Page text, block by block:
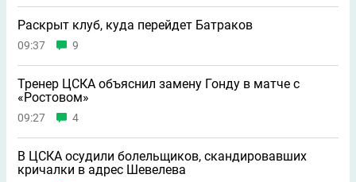
Раскрыт клуб, куда перейдет Батраков
09:37 9
Тренер ЦСКА объяснил замену Гонду в матче с
«Ростовом»
09:27 4
В ЦСКА осудили болельщиков, скандировавших
кричалки в адрес Шевелева